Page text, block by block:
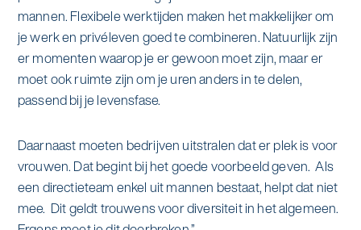
mannen. Flexibele werktijden maken het makkelijker om
je werk en privéleven goed te combineren. Natuurlijk zijn
er momenten waarop je er gewoon moet zijn, maar er
moet ook ruimte zijn om je uren anders in te delen,
passend bij je levensfase.
Daarnaast moeten bedrijven uitstralen dat er plek is voor
vrouwen. Dat begint bij het goede voorbeeld geven. Als
een directieteam enkel uit mannen bestaat, helpt dat niet
mee. Dit geldt trouwens voor diversiteit in het algemeen.